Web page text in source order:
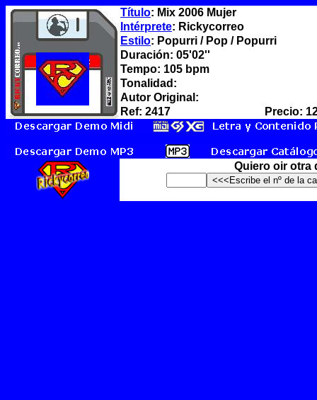
Título: Mix 2006 Mujer
Intérprete: Rickycorreo
Estilo: Popurri / Pop / Popurri
Duración: 05'02''
Tempo: 105 bpm
Tonalidad:
Autor Original:
Ref: 2417
Precio:
Quiero oir otra